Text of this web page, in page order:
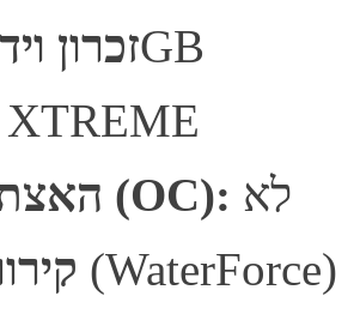
זכרון32GB
XTREME
האצת מפעל (OC): לא
נוזלי (WaterForce)